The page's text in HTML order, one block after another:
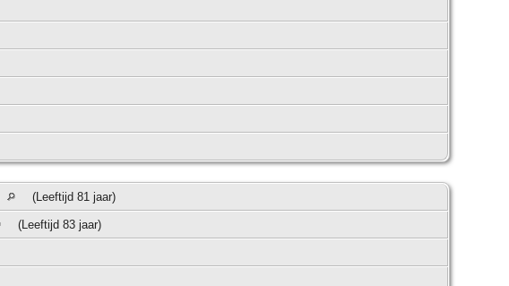
(Leeftijd 81 jaar)
(Leeftijd 83 jaar)